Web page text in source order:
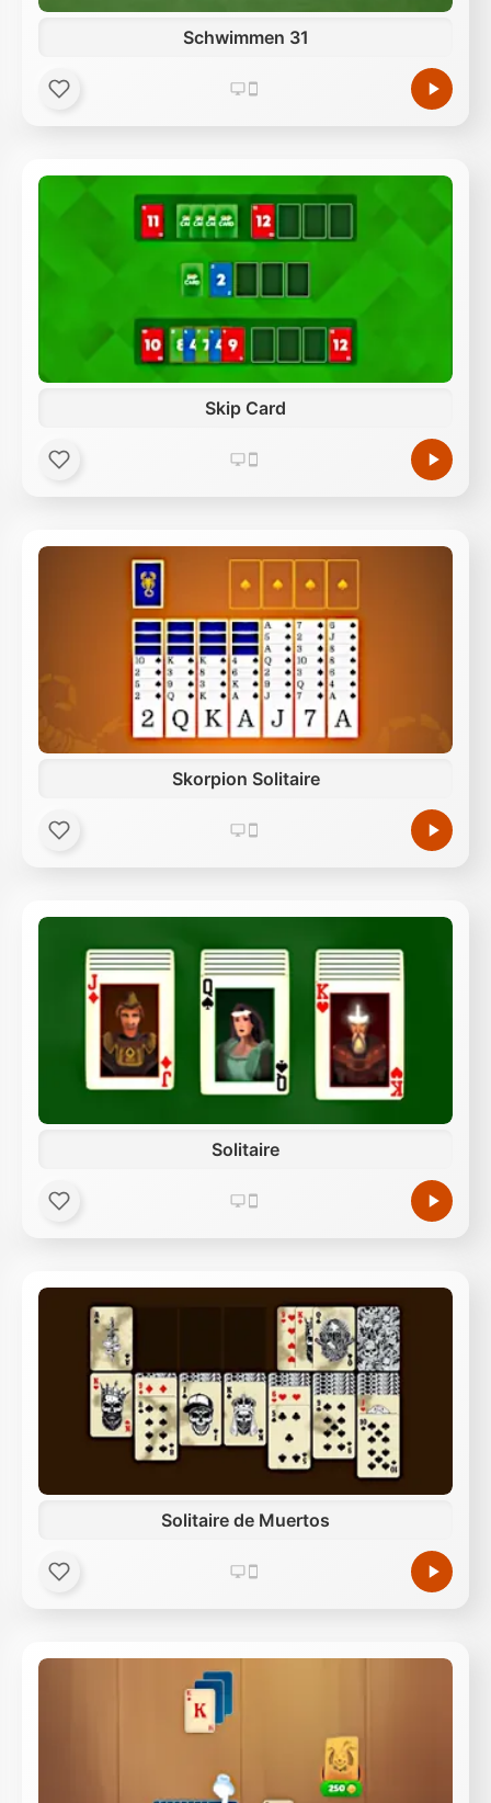
Schwimmen 31
Skip Card
Skorpion Solitaire
Solitaire
Solitaire de Muertos